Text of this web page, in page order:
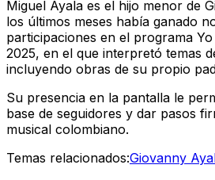
Miguel Ayala es el hijo menor de
los últimos meses había ganado
participaciones en el programa
2025, en el que interpretó temas
incluyendo obras de su propio
Su presencia en la pantalla le
base de seguidores y dar pasos
musical colombiano.
Temas relacionados:Giovanny